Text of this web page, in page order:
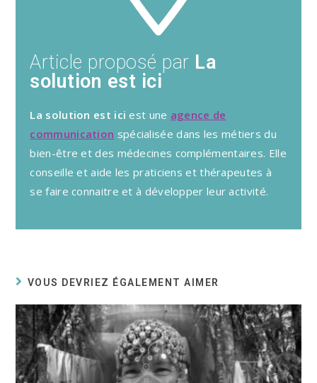
Article proposé par La
solution est ici
La solution est ici est une agence de
communication spécialisée dans les métiers du
bien-être et des médecines complémentaires. Elle
conseille et aide les praticiens et thérapeutes à
se faire connaitre et à développer leur activité.
VOUS DEVRIEZ ÉGALEMENT AIMER